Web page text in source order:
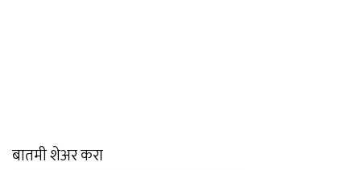
बातमी शेअर करा